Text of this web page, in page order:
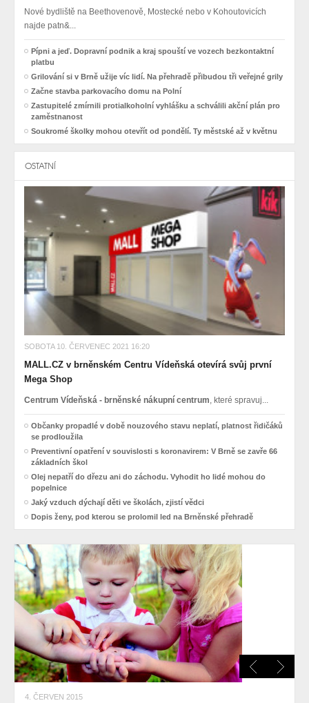
Nové bydliště na Beethovenově, Mostecké nebo v Kohoutovicích
najde patn&...
Pípni a jeď. Dopravní podnik a kraj spouští ve vozech bezkontaktní
platbu
Grilování si v Brně užije víc lidí. Na přehradě přibudou tři veřejné grily
Začne stavba parkovacího domu na Polní
Zastupitelé zmírnili protialkoholní vyhlášku a schválili akční plán pro
zaměstnanost
Soukromé školky mohou otevřít od pondělí. Ty městské až v květnu
OSTATNÍ
SOBOTA 10. ČERVENEC 2021 16:20
MALL.CZ v brněnském Centru Vídeňská otevírá svůj první
Mega Shop
Centrum Vídeňská - brněnské nákupní centrum , které spravuj...
Občanky propadlé v době nouzového stavu neplatí, platnost řidičáků
se prodloužila
Preventivní opatření v souvislosti s koronavirem: V Brně se zavře 66
základních škol
Olej nepatří do dřezu ani do záchodu. Vyhodit ho lidé mohou do
popelnice
Jaký vzduch dýchají děti ve školách, zjistí vědci
Dopis ženy, pod kterou se prolomil led na Brněnské přehradě
4. ČERVEN 2015